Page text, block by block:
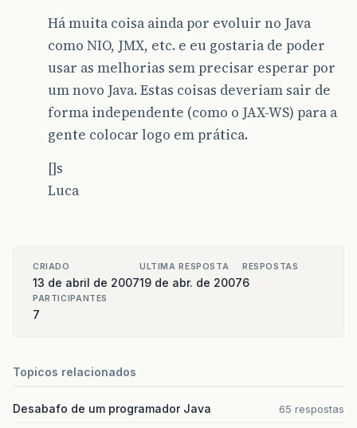
Há muita coisa ainda por evoluir no Java
como NIO, JMX, etc. e eu gostaria de poder
usar as melhorias sem precisar esperar por
um novo Java. Estas coisas deveriam sair de
forma independente (como o JAX-WS) para a
gente colocar logo em prática.
[]s
Luca
CRIADO
13 de abril de 2007
ULTIMA RESPOSTA
19 de abr. de 2007
RESPOSTAS
6
PARTICIPANTES
7
Topicos relacionados
Desabafo de um programador Java 65 respostas